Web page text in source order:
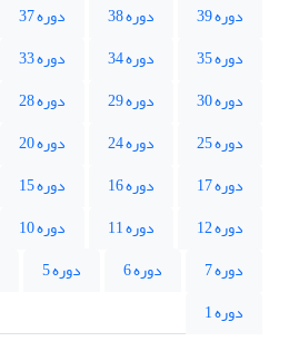
دوره 39
دوره 38 دوره 37
دوره 35
دوره 34 دوره 33
دوره 30
دوره 29 دوره 28
دوره 25
دوره 24 دوره 20
دوره 17
دوره 16 دوره 15
دوره 12
دوره 11 دوره 10
دوره 7
دوره 6 دوره 5
دوره 1